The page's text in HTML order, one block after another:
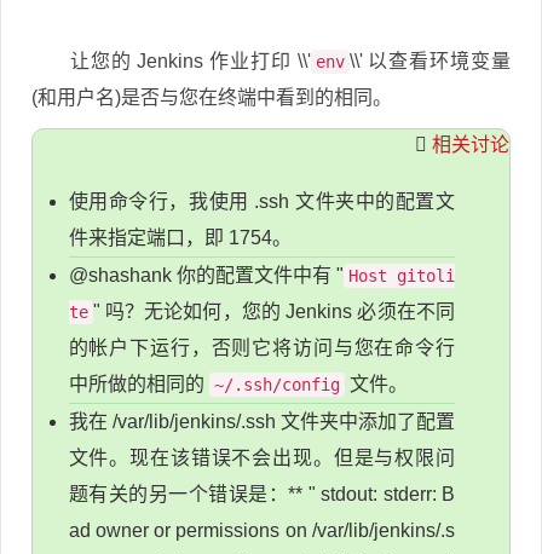
让您的 Jenkins 作业打印 \\' env \\' 以查看环境变量
(和用户名)是否与您在终端中看到的相同。
相关讨论
使用命令行，我使用 .ssh 文件夹中的配置文
件来指定端口，即 1754。
@shashank 你的配置文件中有 " Host gitoli
te " 吗？无论如何，您的 Jenkins 必须在不同
的帐户下运行，否则它将访问与您在命令行
中所做的相同的 ~/.ssh/config 文件。
我在 /var/lib/jenkins/.ssh 文件夹中添加了配置
文件。现在该错误不会出现。但是与权限问
题有关的另一个错误是：** " stdout: stderr: B
ad owner or permissions on /var/lib/jenkins/.s